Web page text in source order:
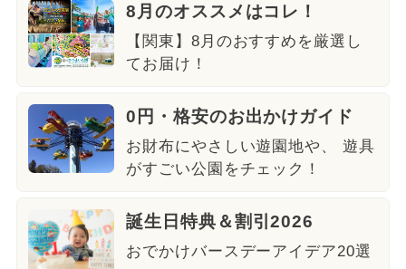
8月のオススメはコレ！
【関東】8月のおすすめを厳選し
てお届け！
0円・格安のお出かけガイド
お財布にやさしい遊園地や、 遊具
がすごい公園をチェック！
誕生日特典＆割引2026
おでかけバースデーアイデア20選